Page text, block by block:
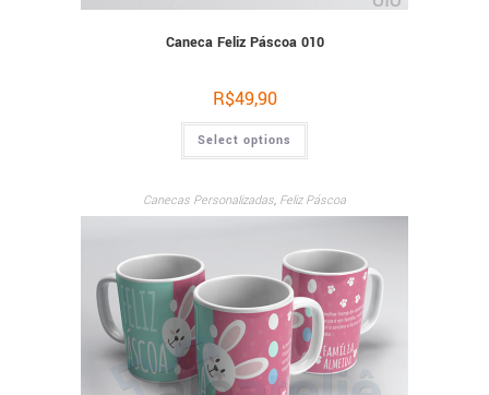
Caneca Feliz Páscoa 010
R$49,90
Select options
Canecas Personalizadas, Feliz Páscoa